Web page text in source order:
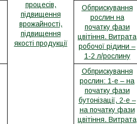
процесів,
підвищення
врожайності,
підвищення
якості продукції
Обприскування
рослин на
початку фази
цвітіння. Витрата
робочої рідини –
1-2 л/рослину
Обприскування
рослин: 1-е – на
початку фази
бутонізації, 2-е –
на початку фази
цвітіння. Витрата